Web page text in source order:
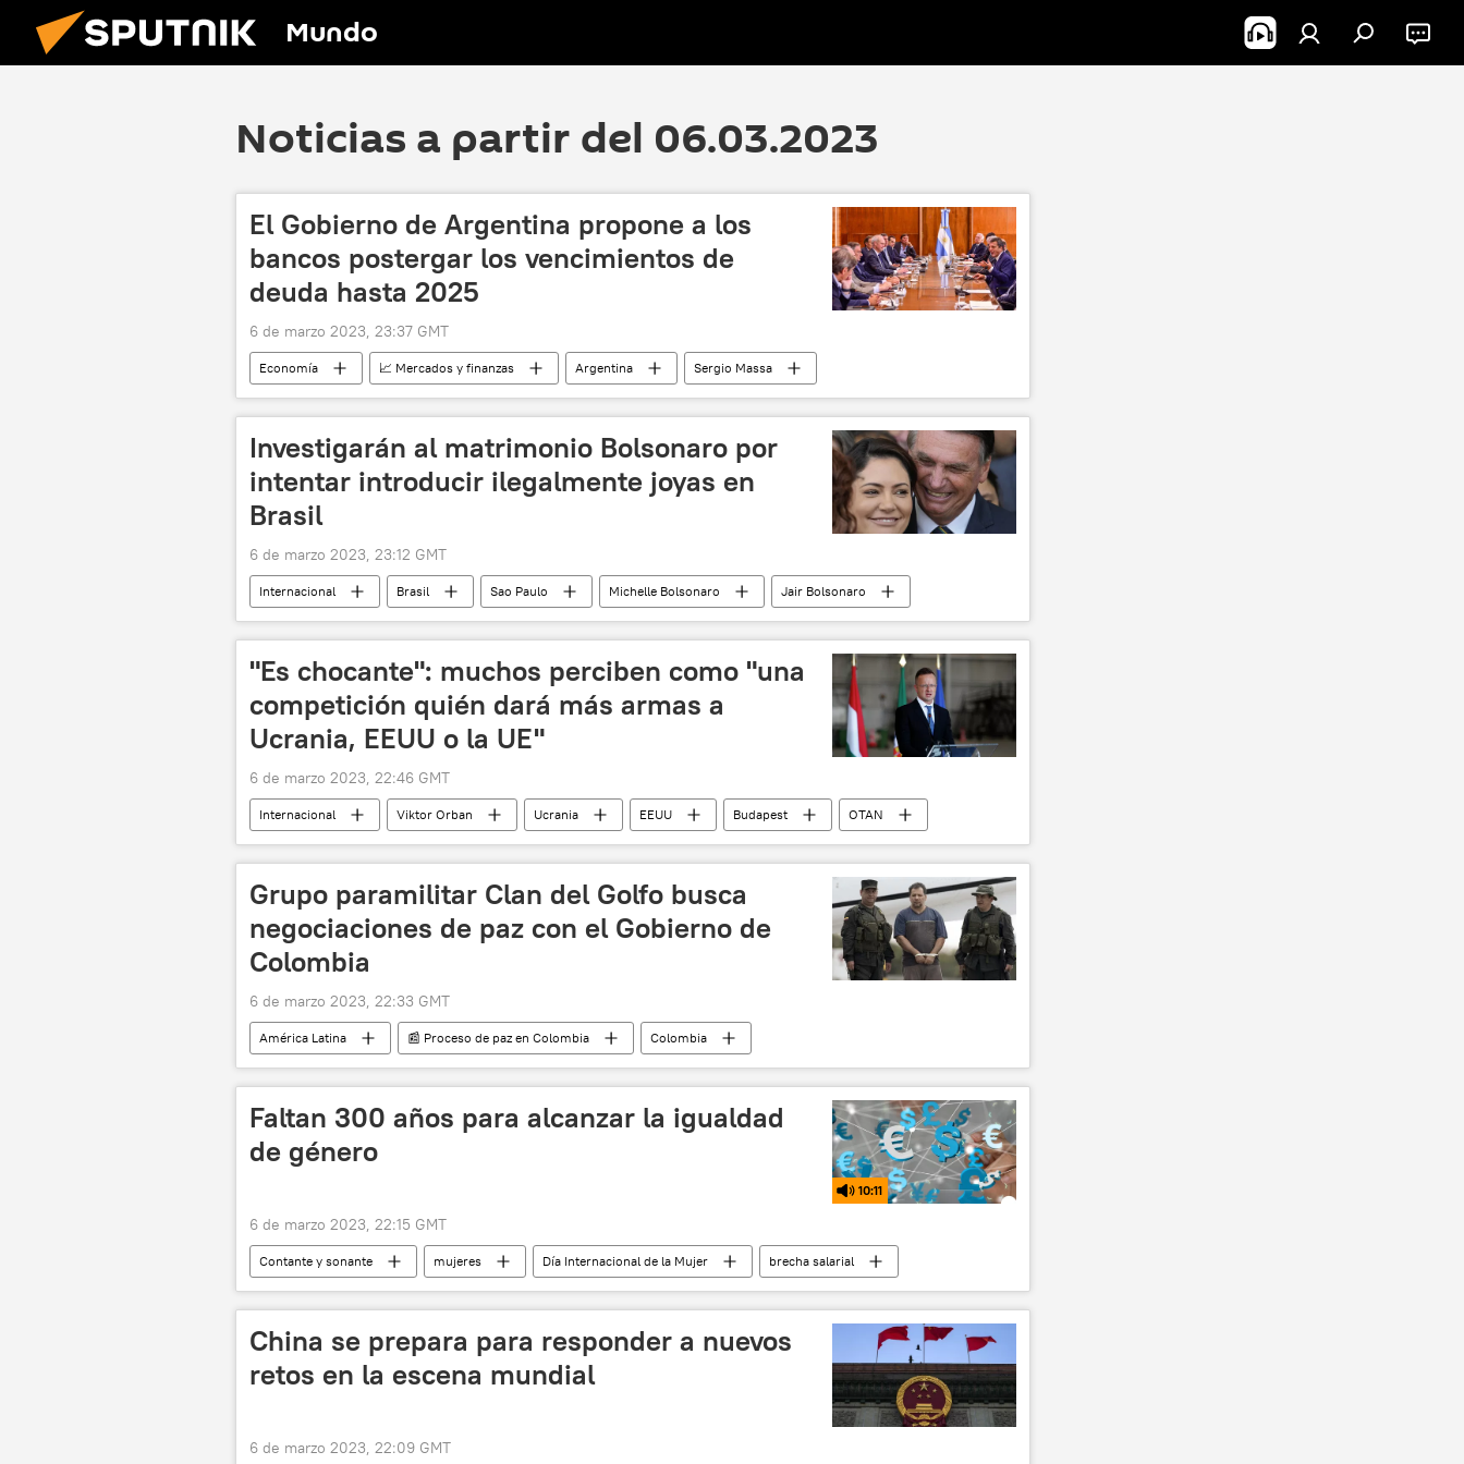
Mundo
Noticias a partir del 06.03.2023
El Gobierno de Argentina propone a los
bancos postergar los vencimientos de
deuda hasta 2025
6 de marzo 2023, 23:37 GMT
Economía 📈 Mercados y finanzas Argentina Sergio Massa
Investigarán al matrimonio Bolsonaro por
intentar introducir ilegalmente joyas en
Brasil
6 de marzo 2023, 23:12 GMT
Internacional Brasil Sao Paulo Michelle Bolsonaro
Jair Bolsonaro
Arabia Saudita
tráfico corrupción
"Es chocante": muchos perciben como "una
competición quién dará más armas a
Ucrania, EEUU o la UE"
6 de marzo 2023, 22:46 GMT
Internacional Viktor Orban Ucrania EEUU Budapest
OTAN
seguridad
Rusia Moscú Peter Szijjarto
Grupo paramilitar Clan del Golfo busca
negociaciones de paz con el Gobierno de
Colombia
6 de marzo 2023, 22:33 GMT
América Latina 📰 Proceso de paz en Colombia
Colombia
Clan del Golfo (Colombia)
Gobierno de Colombia Gustavo Petro
Faltan 300 años para alcanzar la igualdad
de género
10:11
6 de marzo 2023, 22:15 GMT
Contante y sonante mujeres Día Internacional de la Mujer
brecha salarial
brecha de género
pobreza
China se prepara para responder a nuevos
retos en la escena mundial
6 de marzo 2023, 22:09 GMT